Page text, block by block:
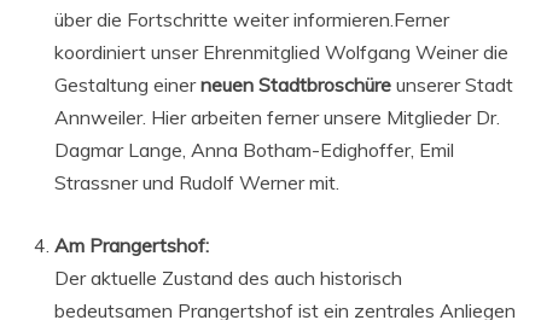
über die Fortschritte weiter informieren.Ferner
koordiniert unser Ehrenmitglied Wolfgang Weiner die
Gestaltung einerneuen Stadtbroschüre unserer Stadt
Annweiler. Hier arbeiten ferner unsere Mitglieder Dr.
Dagmar Lange, Anna Botham-Edighoffer, Emil
Strassner und Rudolf Werner mit.
Am Prangertshof:
Der aktuelle Zustand des auch historisch
bedeutsamen Prangertshof ist ein zentrales Anliegen